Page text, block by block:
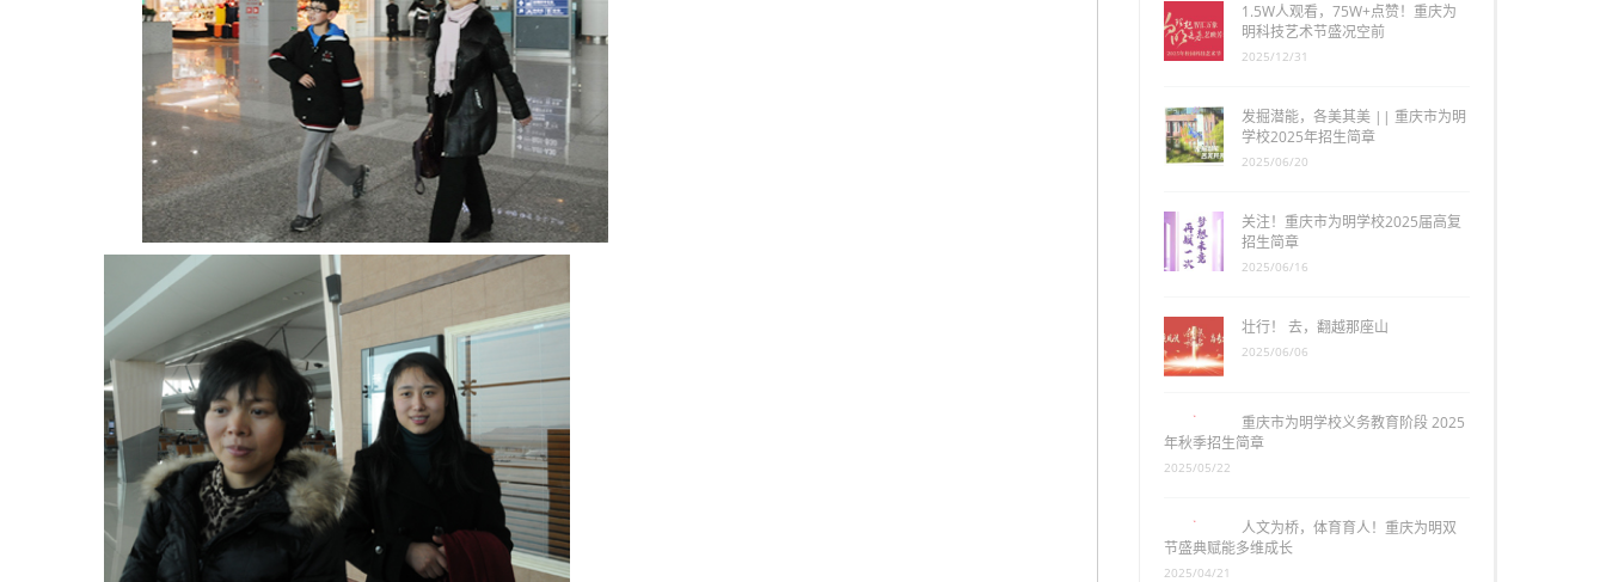
1.5W人观看，75W+点赞！重庆为
明科技艺术节盛况空前
2025/12/31
发掘潜能，各美其美 || 重庆市为明
学校2025年招生简章
2025/06/20
关注！重庆市为明学校2025届高复
招生简章
2025/06/16
壮行！ 去，翻越那座山
2025/06/06
重庆市为明学校义务教育阶段 2025
年秋季招生简章
2025/05/22
人文为桥，体育育人！重庆为明双
节盛典赋能多维成长
2025/04/21